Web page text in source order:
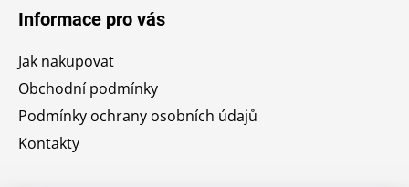
Informace pro vás
Jak nakupovat
Obchodní podmínky
Podmínky ochrany osobních údajů
Kontakty